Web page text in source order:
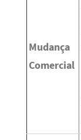
Mudança
Comercial